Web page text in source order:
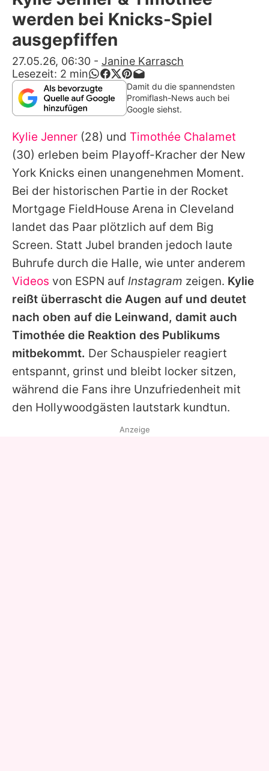
Alle Themen auf Promiflash
App runterladen
Team
Redaktionelle Richtlinien
Impressum
Datenschutzerklärung
Nutzungsbedingungen
Utiq verwalten
werden bei Knicks-Spiel
ausgepfiffen
27.05.26, 06:30 - Janine Karrasch
Lesezeit: 2 min
Damit du die spannendsten
Promiflash-News auch bei
Google siehst.
Kylie Jenner (28) und Timothée Chalamet
(30) erleben beim Playoff-Kracher der New
York Knicks einen unangenehmen Moment.
Bei der historischen Partie in der Rocket
Mortgage FieldHouse Arena in Cleveland
landet das Paar plötzlich auf dem Big
Screen. Statt Jubel branden jedoch laute
Buhrufe durch die Halle, wie unter anderem
Videos von ESPN auf Instagram zeigen. Kylie
reißt überrascht die Augen auf und deutet
nach oben auf die Leinwand, damit auch
Timothée die Reaktion des Publikums
mitbekommt. Der Schauspieler reagiert
entspannt, grinst und bleibt locker sitzen,
während die Fans ihre Unzufriedenheit mit
den Hollywoodgästen lautstark kundtun.
Anzeige